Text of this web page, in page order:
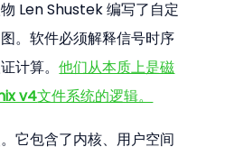
Len Shustek 编写了自定
。软件必须解释信号时序
计算。他们从本质上是磁
v4文件系统的逻辑。
它包含了内核、用户空间